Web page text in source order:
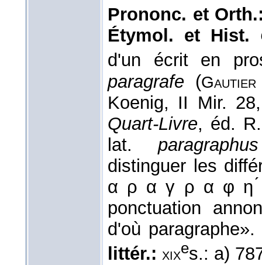
Prononc. et
Étymol. et Hist.
d'un écrit en
paragrafe (
Koenig, II Mir.
Quart-Livre, éd.
lat. paragraphus
distinguer les
α ρ α γ ρ α φ η
ponctuation
d'où
littér.: xixes.: a)